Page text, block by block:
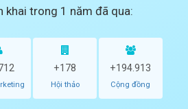
khai trong 1 năm đã qua: